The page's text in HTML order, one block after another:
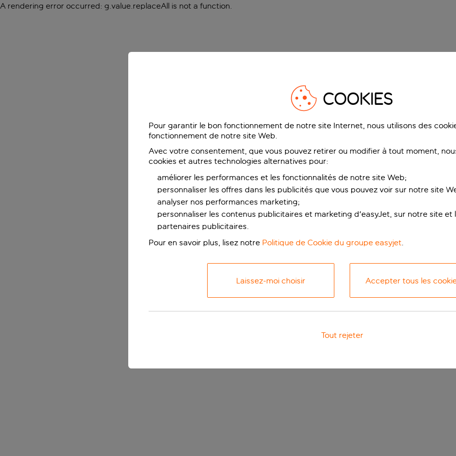
A rendering error occurred: g.value.replaceAll is not a function.
COOKIES
Pour garantir le bon fonctionnement de notre site Internet, nous utilisons des
fonctionnement de notre site Web.
Avec votre consentement, que vous pouvez retirer ou modifier à tout moment,
cookies et autres technologies alternatives pour:
améliorer les performances et les fonctionnalités de notre site Web;
personnaliser les offres dans les publicités que vous pouvez voir sur notre site
analyser nos performances marketing;
personnaliser les contenus publicitaires et marketing d'easyJet, sur notre site et
partenaires publicitaires.
Pour en savoir plus, lisez notre Politique de Cookie du groupe easyjet.
Laissez-moi choisir Accepter tous les
Tout rejeter